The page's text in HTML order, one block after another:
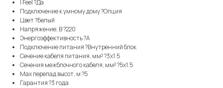
I Feel ?Да
Подключение к умному дому ?Опция
Цвет ?Белый
Напряжение, В ?220
Энергоэффективность ?A
Подключение питания ?Внутренний блок
Сечение кабеля питания, мм² ?3x1.5
Сечения межблочного кабеля, мм² ?5x1.5
Max перепад высот, м ?5
Гарантия ?3 года